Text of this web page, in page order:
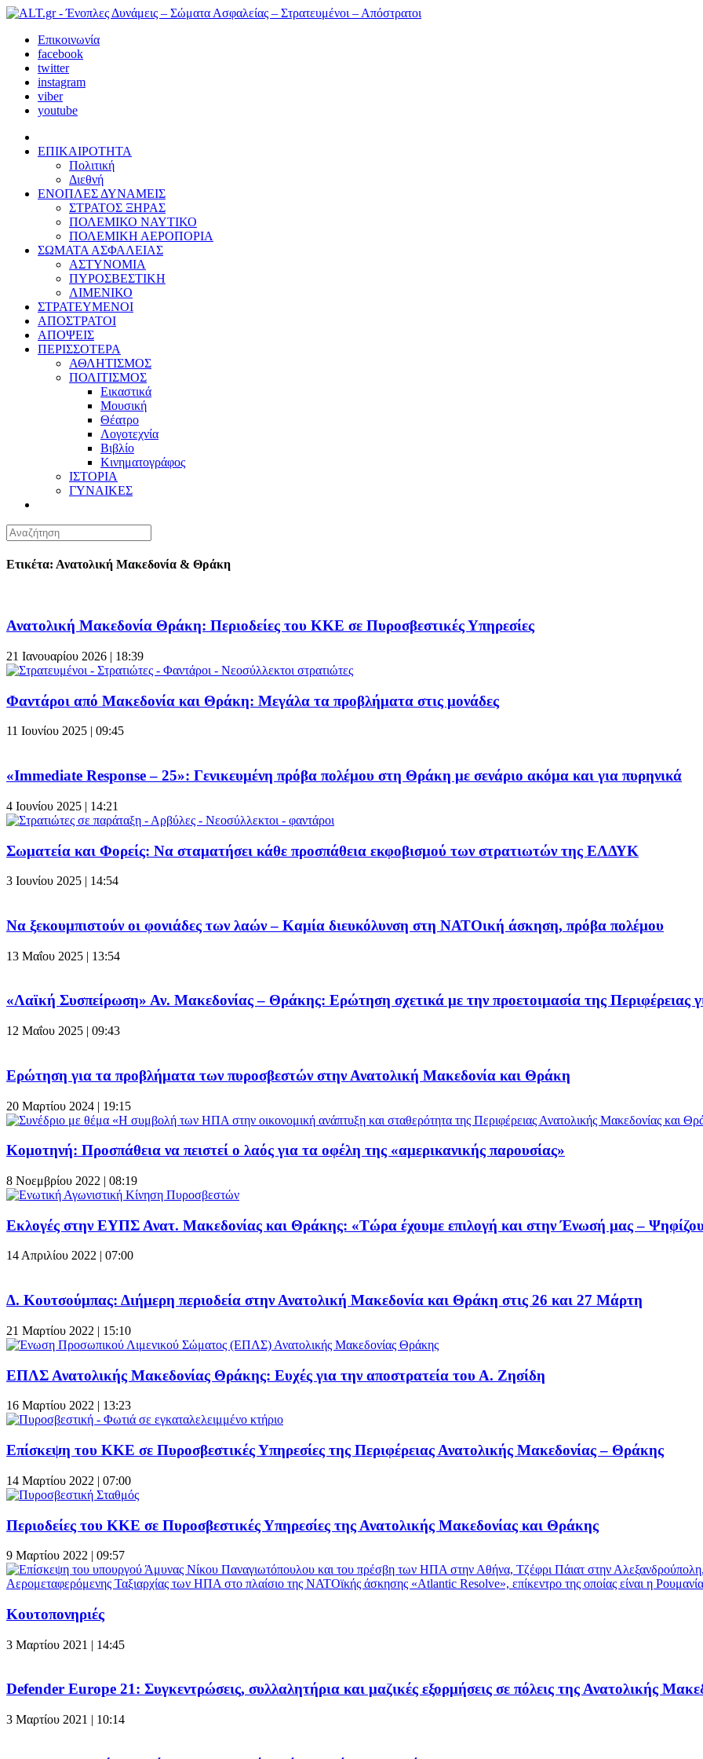
Επικοινωνία
facebook
twitter
instagram
viber
youtube
ΕΠΙΚΑΙΡΟΤΗΤΑ
Πολιτική
Διεθνή
ΕΝΟΠΛΕΣ ΔΥΝΑΜΕΙΣ
ΣΤΡΑΤΟΣ ΞΗΡΑΣ
ΠΟΛΕΜΙΚΟ ΝΑΥΤΙΚΟ
ΠΟΛΕΜΙΚΗ ΑΕΡΟΠΟΡΙΑ
ΣΩΜΑΤΑ ΑΣΦΑΛΕΙΑΣ
ΑΣΤΥΝΟΜΙΑ
ΠΥΡΟΣΒΕΣΤΙΚΗ
ΛΙΜΕΝΙΚΟ
ΣΤΡΑΤΕΥΜΕΝΟΙ
ΑΠΟΣΤΡΑΤΟΙ
ΑΠΟΨΕΙΣ
ΠΕΡΙΣΣΟΤΕΡΑ
ΑΘΛΗΤΙΣΜΟΣ
ΠΟΛΙΤΙΣΜΟΣ
Εικαστικά
Μουσική
Θέατρο
Λογοτεχνία
Βιβλίο
Κινηματογράφος
ΙΣΤΟΡΙΑ
ΓΥΝΑΙΚΕΣ
Ετικέτα: Ανατολική Μακεδονία & Θράκη
Ανατολική Μακεδονία Θράκη: Περιοδείες του ΚΚΕ σε Πυροσβεστικές Υπηρεσίες
21 Ιανουαρίου 2026 | 18:39
Φαντάροι από Μακεδονία και Θράκη: Μεγάλα τα προβλήματα στις μονάδες
11 Ιουνίου 2025 | 09:45
«Immediate Response – 25»: Γενικευμένη πρόβα πολέμου στη Θράκη με σενάριο ακόμα και για πυρηνικά
4 Ιουνίου 2025 | 14:21
Σωματεία και Φορείς: Να σταματήσει κάθε προσπάθεια εκφοβισμού των στρατιωτών της ΕΛΔΥΚ
3 Ιουνίου 2025 | 14:54
Να ξεκουμπιστούν οι φονιάδες των λαών – Καμία διευκόλυνση στη ΝΑΤΟική άσκηση, πρόβα πολέμου
13 Μαΐου 2025 | 13:54
«Λαϊκή Συσπείρωση» Αν. Μακεδονίας – Θράκης: Ερώτηση σχετικά με την προετοιμασία της Περιφέρειας
12 Μαΐου 2025 | 09:43
Ερώτηση για τα προβλήματα των πυροσβεστών στην Ανατολική Μακεδονία και Θράκη
20 Μαρτίου 2024 | 19:15
Κομοτηνή: Προσπάθεια να πειστεί ο λαός για τα οφέλη της «αμερικανικής παρουσίας»
8 Νοεμβρίου 2022 | 08:19
Εκλογές στην ΕΥΠΣ Ανατ. Μακεδονίας και Θράκης: «Τώρα έχουμε επιλογή και στην Ένωσή μας –
14 Απριλίου 2022 | 07:00
Δ. Κουτσούμπας: Διήμερη περιοδεία στην Ανατολική Μακεδονία και Θράκη στις 26 και 27 Μάρτη
21 Μαρτίου 2022 | 15:10
ΕΠΛΣ Ανατολικής Μακεδονίας Θράκης: Ευχές για την αποστρατεία του Α. Ζησίδη
16 Μαρτίου 2022 | 13:23
Επίσκεψη του ΚΚΕ σε Πυροσβεστικές Υπηρεσίες της Περιφέρειας Ανατολικής Μακεδονίας – Θράκης
14 Μαρτίου 2022 | 07:00
Περιοδείες του ΚΚΕ σε Πυροσβεστικές Υπηρεσίες της Ανατολικής Μακεδονίας και Θράκης
9 Μαρτίου 2022 | 09:57
Κουτοπονηριές
3 Μαρτίου 2021 | 14:45
Defender Europe 21: Συγκεντρώσεις, συλλαλητήρια και μαζικές εξορμήσεις σε πόλεις της Ανατολικής
3 Μαρτίου 2021 | 10:14